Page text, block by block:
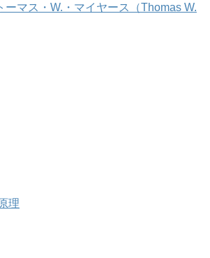
ーマス・W.・マイヤース（Thomas W.
理